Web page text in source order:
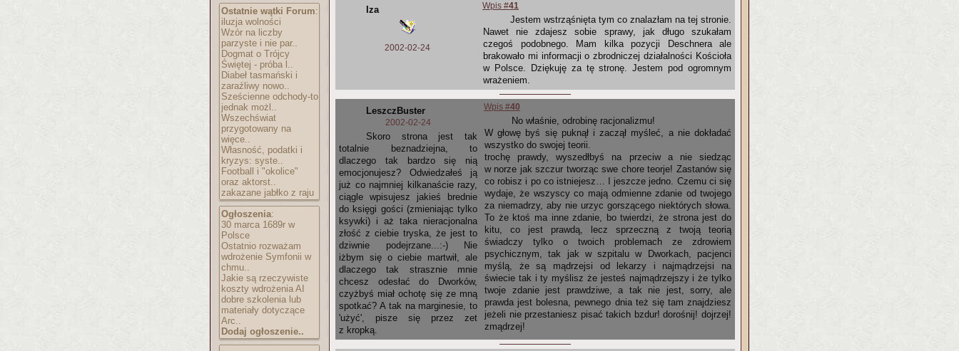
Ostatnie wątki Forum:
iluzja wolności
Wzór na liczby
parzyste i nie par..
Dogmat o Trójcy
Świętej - próba l..
Diabeł tasmański i
zaraźliwy nowo..
Sześcienne odchody-to
jednak możl..
Wszechświat
przygotowany na
więce..
Własność, podatki i
kryzys: syste..
Football i "okolice"
oraz aktorst..
zakazane jabłko z raju
Ogłoszenia:
30 marca 1689r w
Polsce
Ostatnio rozważam
wdrożenie Symfonii w
chmu..
Jakie są rzeczywiste
koszty wdrożenia AI
dobre szkolenia lub
materiały dotyczące
Arc..
Dodaj ogłoszenie..
Iza
2002-02-24
Wpis #41
Jestem wstrząśnięta tym co znalazłam na tej stronie.
Nawet nie zdajesz sobie sprawy, jak długo szukałam
czegoś podobnego. Mam kilka pozycji Deschnera ale
brakowało mi informacji o zbrodniczej działalności Kościoła
w Polsce. Dziękuję za tę stronę. Jestem pod ogromnym
wrażeniem.
LeszczBuster
2002-02-24
Skoro strona jest tak
totalnie beznadziejna, to
dlaczego tak bardzo się nią
emocjonujesz? Odwiedzałeś ją
już co najmniej kilkanaście razy,
ciągle wpisujesz jakieś brednie
do księgi gości (zmieniając tylko
ksywki) i aż taka nieracjonalna
złość z ciebie tryska, że jest to
dziwnie podejrzane...:-) Nie
iżbym się o ciebie martwił, ale
dlaczego tak strasznie mnie
chcesz odesłać do Dworków,
czyżbyś miał ochotę się ze mną
spotkać? A tak na marginesie, to
'użyć', pisze się przez zet
z kropką.
Wpis #40
No właśnie, odrobinę racjonalizmu!
W głowę byś się puknął i zaczął myśleć, a nie dokładać
wszystko do swojej teorii.
trochę prawdy, wyszedłbyś na przeciw a nie siedząc
w norze jak szczur tworząc swe chore teorje! Zastanów się
co robisz i po co istniejesz… I jeszcze jedno. Czemu ci się
wydaje, że wszyscy co mają odmienne zdanie od twojego
za niemadrzy, aby nie urzyc gorszącego niektórych słowa.
To że ktoś ma inne zdanie, bo twierdzi, że strona jest do
kitu, co jest prawdą, lecz sprzeczną z twoją teorią
świadczy tylko o twoich problemach ze zdrowiem
psychicznym, tak jak w szpitalu w Dworkach, pacjenci
myślą, że są mądrzejsi od lekarzy i najmądrzejsi na
świecie tak i ty myślisz że jesteś najmądrzejszy i że tylko
twoje zdanie jest prawdziwe, a tak nie jest, sorry, ale
prawda jest bolesna, pewnego dnia też się tam znajdziesz
jeżeli nie przestaniesz pisać takich bzdur! dorośnij! dojrzej!
zmądrzej!